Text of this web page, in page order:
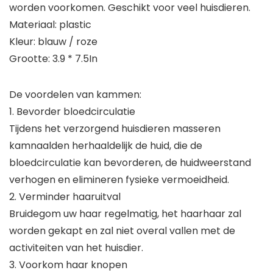
worden voorkomen. Geschikt voor veel huisdieren.
Materiaal: plastic
Kleur: blauw / roze
Grootte: 3.9 * 7.5In
De voordelen van kammen:
1. Bevorder bloedcirculatie
Tijdens het verzorgend huisdieren masseren
kamnaalden herhaaldelijk de huid, die de
bloedcirculatie kan bevorderen, de huidweerstand
verhogen en elimineren fysieke vermoeidheid.
2. Verminder haaruitval
Bruidegom uw haar regelmatig, het haarhaar zal
worden gekapt en zal niet overal vallen met de
activiteiten van het huisdier.
3. Voorkom haar knopen